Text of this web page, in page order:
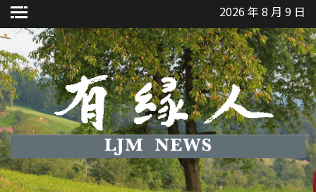
Skip
to
content
2026 年 8 月 9 日